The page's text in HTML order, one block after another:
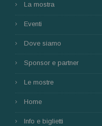
La mostra
Eventi
Dove siamo
Sponsor e partner
Le mostre
Home
Info e biglietti